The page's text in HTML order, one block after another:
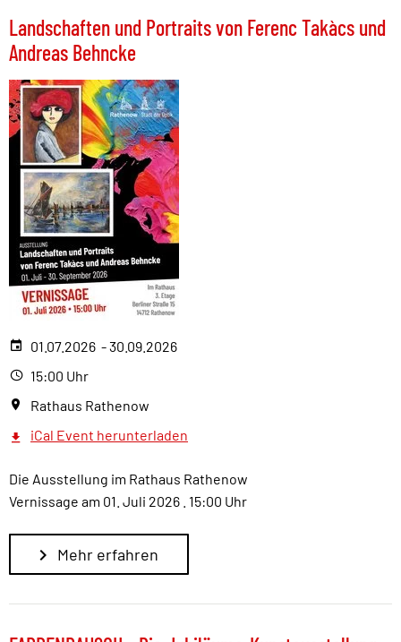
Landschaften und Portraits von Ferenc Takàcs und
Andreas Behncke
01.07.2026 - 30.09.2026
15:00 Uhr
Rathaus Rathenow
iCal Event herunterladen
Die Ausstellung im Rathaus Rathenow
Vernissage am 01. Juli 2026 . 15:00 Uhr
Mehr erfahren